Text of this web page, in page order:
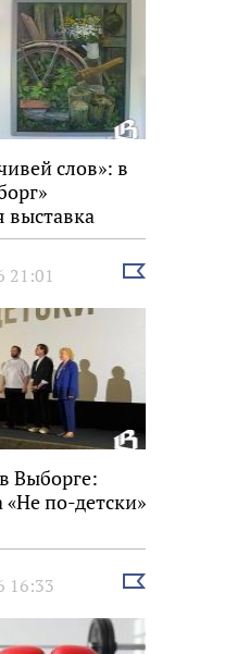
слов»: в
выставка
21:01
Выбрать
Выборге:
по-детски»
16:33
Выбрать